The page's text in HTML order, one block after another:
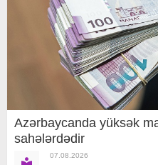
Azərbaycanda yüksək
sahələrdədir
07.08.2026